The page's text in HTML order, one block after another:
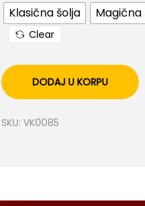
Klasična šolja Magična
Clear
DODAJ U KORPU
SKU: VK0085